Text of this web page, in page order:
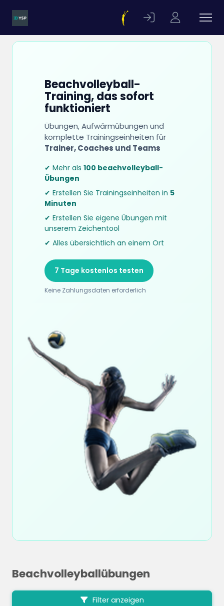
Beachvolleyball-
Training, das sofort
funktioniert
Übungen, Aufwärmübungen und
komplette Trainingseinheiten für
Trainer, Coaches und Teams
✔ Mehr als 100 beachvolleyball-
Übungen
✔ Erstellen Sie Trainingseinheiten in 5
Minuten
✔ Erstellen Sie eigene Übungen mit
unserem Zeichentool
✔ Alles übersichtlich an einem Ort
7 Tage kostenlos testen
Keine Zahlungsdaten erforderlich
Beachvolleyballübungen
Filter anzeigen